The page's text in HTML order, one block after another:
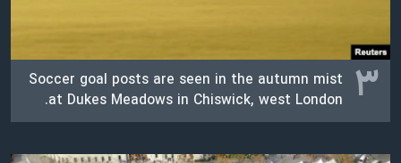
۳
Soccer goal posts are seen in the autumn mist
at Dukes Meadows in Chiswick, west London.